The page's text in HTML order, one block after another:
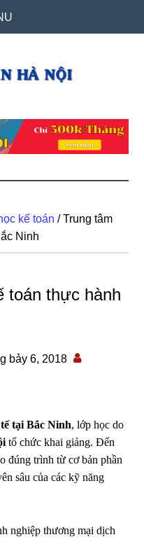
kế toán /Trung tâm
Ninh
toán thực hành
bảy 6, 2018
tại Bắc Ninh, lớp học do
tổ chức khai giảng. Đến
đúng trình từ cơ bản phần
sâu của các kỹ năng
nghiệp thương mại dịch